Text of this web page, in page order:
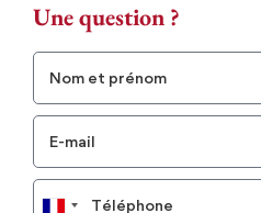
Une question ?